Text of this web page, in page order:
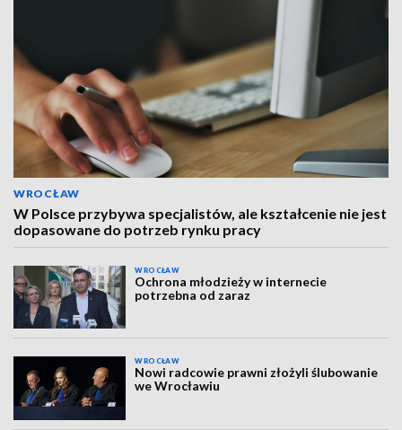
WROCŁAW
W Polsce przybywa specjalistów, ale kształcenie nie jest
dopasowane do potrzeb rynku pracy
WROCŁAW
Ochrona młodzieży w internecie
potrzebna od zaraz
WROCŁAW
Nowi radcowie prawni złożyli ślubowanie
we Wrocławiu